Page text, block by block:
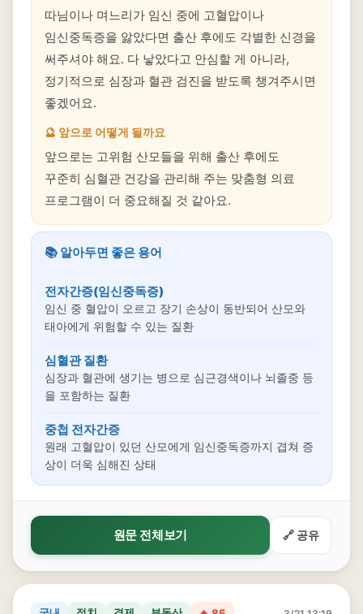
따님이나 며느리가 임신 중에 고혈압이나
임신중독증을 앓았다면 출산 후에도 각별한 신경을
써주셔야 해요. 다 낳았다고 안심할 게 아니라,
정기적으로 심장과 혈관 검진을 받도록 챙겨주시면
좋겠어요.
🔮 앞으로 어떻게 될까요
앞으로는 고위험 산모들을 위해 출산 후에도
꾸준히 심혈관 건강을 관리해 주는 맞춤형 의료
프로그램이 더 중요해질 것 같아요.
📚 알아두면 좋은 용어
전자간증(임신중독증)
임신 중 혈압이 오르고 장기 손상이 동반되어 산모와
태아에게 위험할 수 있는 질환
심혈관 질환
심장과 혈관에 생기는 병으로 심근경색이나 뇌졸중 등
을 포함하는 질환
중첩 전자간증
원래 고혈압이 있던 산모에게 임신중독증까지 겹쳐 증
상이 더욱 심해진 상태
원문 전체보기 🔗 공유